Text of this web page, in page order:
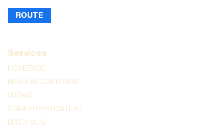
ROUTE
Services
HOMEPAGE
REGULAR COMEDIANS
SHOWS
STAND-UP EDUCATION
BURO HAUG